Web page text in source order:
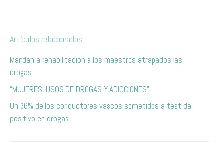
Artículos relacionados
Mandan a rehabilitación a los maestros atrapados las
drogas
“MUJERES, USOS DE DROGAS Y ADICCIONES”
Un 36% de los conductores vascos sometidos a test da
positivo en drogas